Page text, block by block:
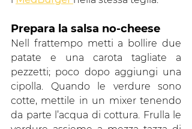
Prepara la salsa no-cheese
Nell frattempo metti a bollire due
patate e una carota tagliate a
pezzetti; poco dopo aggiungi una
cipolla. Quando le verdure sono
cotte, mettile in un mixer tenendo
da parte l’acqua di cottura. Frulla le